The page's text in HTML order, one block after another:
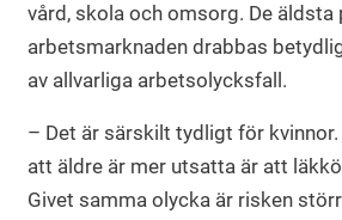
vård, skola och omsorg. De äldsta
arbetsmarknaden drabbas
av allvarliga arbetsolycksfall.
– Det är särskilt tydligt för kvinnor.
att äldre är mer utsatta är att
Givet samma olycka är risken